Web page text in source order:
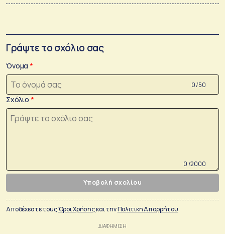
Γράψτε το σχόλιο σας
Όνομα
0 /50
Σχόλιο
0 /2000
Υποβολή σχολίου
Αποδέχεστε τουςΌροι Χρήσηςκαι τηνΠολιτικη Απορρήτου